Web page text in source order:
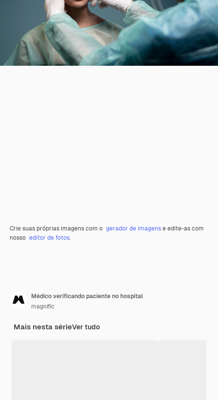
Crie suas próprias imagens com o gerador de imagense edite-as com
nosso editor de fotos.
Médico verificando paciente no hospital
magnific
Mais nesta sérieVer tudo